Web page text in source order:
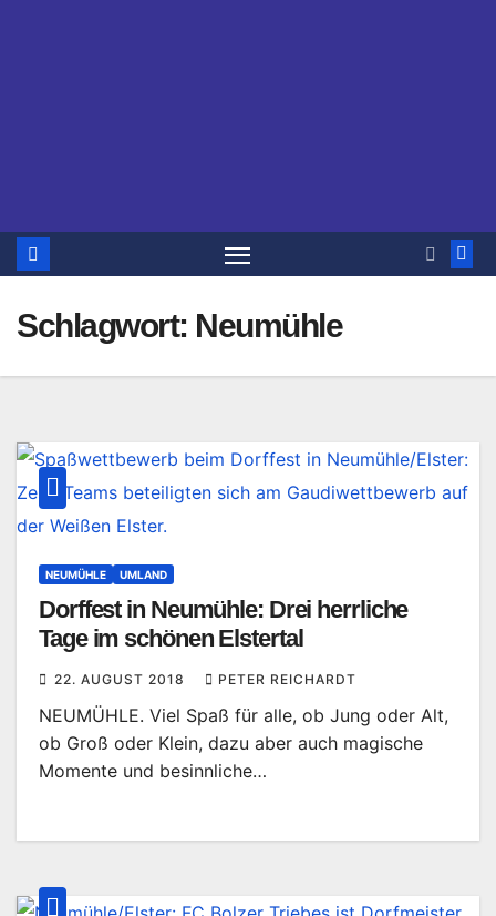
Schlagwort: Neumühle
NEUMÜHLE UMLAND
Dorffest in Neumühle: Drei herrliche
Tage im schönen Elstertal
22. AUGUST 2018 PETER REICHARDT
NEUMÜHLE. Viel Spaß für alle, ob Jung oder Alt,
ob Groß oder Klein, dazu aber auch magische
Momente und besinnliche…